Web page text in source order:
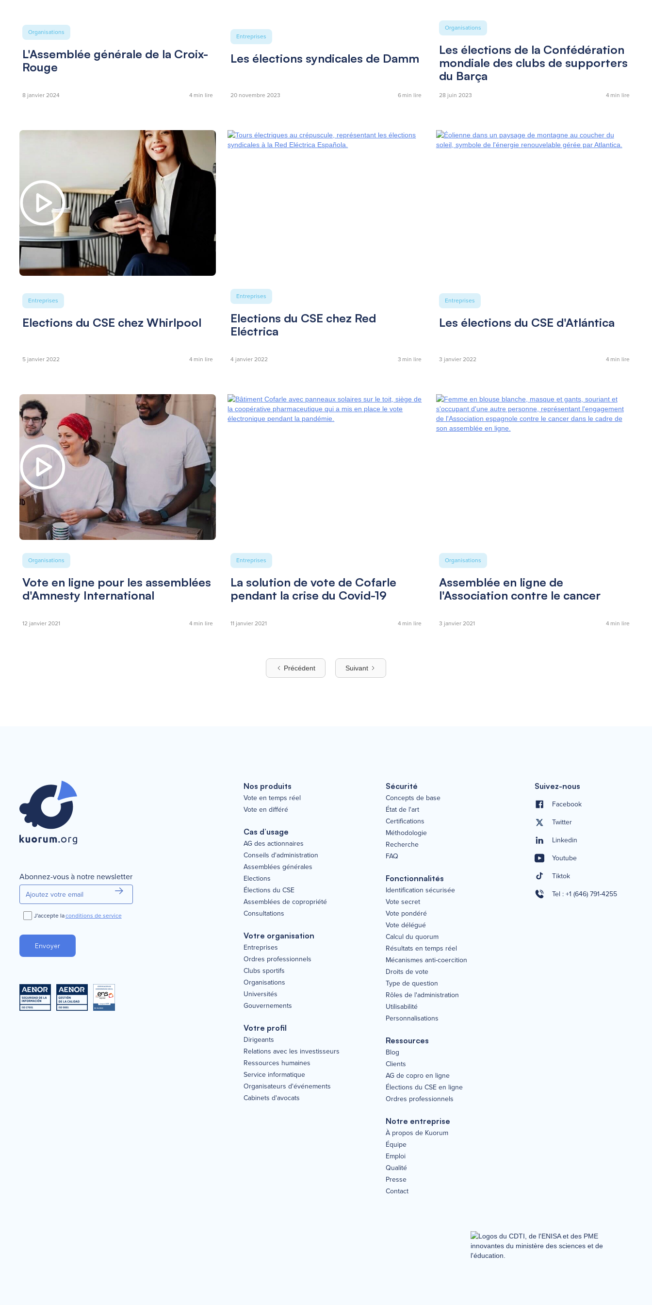
Organisations
L'Assemblée générale de la Croix-
Rouge
8 janvier 2024 4min lire
Entreprises
Les élections syndicales de Damm
20 novembre 2023 6min lire
Organisations
Les élections de la Confédération
mondiale des clubs de supporters
du Barça
28 juin 2023 4min lire
Entreprises
Elections du CSE chez Whirlpool
5 janvier 2022 4min lire
Entreprises
Elections du CSE chez Red
Eléctrica
4 janvier 2022 3 min lire
Entreprises
Les élections du CSE d'Atlántica
3 janvier 2022 4min lire
Organisations
Vote en ligne pour les assemblées
d'Amnesty International
12 janvier 2021 4min lire
Entreprises
La solution de vote de Cofarle
pendant la crise du Covid-19
11 janvier 2021 4min lire
Organisations
Assemblée en ligne de
l'Association contre le cancer
3 janvier 2021 4min lire
Précédent Suivant
Abonnez-vous à notre newsletter
J'accepte laconditions de service
Nos produits
Vote en temps réel
Vote en différé
Cas d’usage
AG des actionnaires
Conseils d'administration
Assemblées générales
Elections
Élections du CSE
Assemblées de copropriété
Consultations
Votre organisation
Entreprises
Ordres professionnels
Clubs sportifs
Organisations
Universités
Gouvernements
Votre profil
Dirigeants
Relations avec les investisseurs
Ressources humaines
Service informatique
Organisateurs d'événements
Cabinets d'avocats
Sécurité
Concepts de base
État de l'art
Certifications
Méthodologie
Recherche
FAQ
Fonctionnalités
Identification sécurisée
Vote secret
Vote pondéré
Vote délégué
Calcul du quorum
Résultats en temps réel
Mécanismes anti-coercition
Droits de vote
Type de question
Rôles de l'administration
Utilisabilité
Personnalisations
Ressources
Blog
Clients
AG de copro en ligne
Élections du CSE en ligne
Ordres professionnels
Notre entreprise
À propos de Kuorum
Équipe
Emploi
Qualité
Presse
Contact
Suivez-nous
Facebook
Twitter
Linkedin
Youtube
Tiktok
Tel : +1 (646) 791-4255